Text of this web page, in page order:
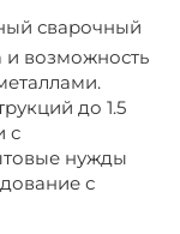
сварочный
и возможность
до 1.5
с
нужды
с